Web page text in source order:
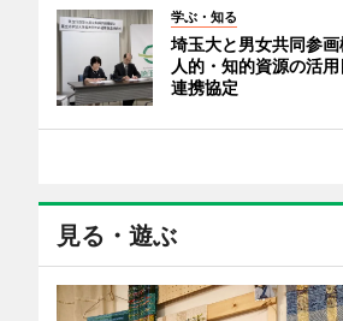
学ぶ・知る
埼玉大と男女共同参画
人的・知的資源の活
連携協定
見る・遊ぶ